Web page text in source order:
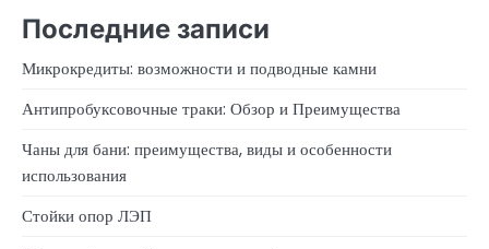
Последние записи
Микрокредиты: возможности и подводные камни
Антипробуксовочные траки: Обзор и Преимущества
Чаны для бани: преимущества, виды и особенности
использования
Стойки опор ЛЭП